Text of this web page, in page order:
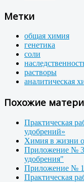
Метки
общая химия
генетика
соли
растворы
аналитическая
Похожие
Практическая
удобрений»
Химия в жизни
Приложение №
удобрения"
Приложение №
Практическая